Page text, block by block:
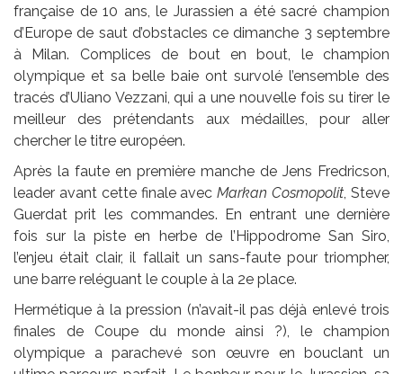
française de 10 ans, le Jurassien a été sacré champion
d’Europe de saut d’obstacles ce dimanche 3 septembre
à Milan. Complices de bout en bout, le champion
olympique et sa belle baie ont survolé l’ensemble des
tracés d’Uliano Vezzani, qui a une nouvelle fois su tirer le
meilleur des prétendants aux médailles, pour aller
chercher le titre européen.
Après la faute en première manche de Jens Fredricson,
leader avant cette finale avecMarkan Cosmopolit, Steve
Guerdat prit les commandes. En entrant une dernière
fois sur la piste en herbe de l’Hippodrome San Siro,
l’enjeu était clair, il fallait un sans-faute pour triompher,
une barre reléguant le couple à la 2e place.
Hermétique à la pression (n’avait-il pas déjà enlevé trois
finales de Coupe du monde ainsi ?), le champion
olympique a parachevé son œuvre en bouclant un